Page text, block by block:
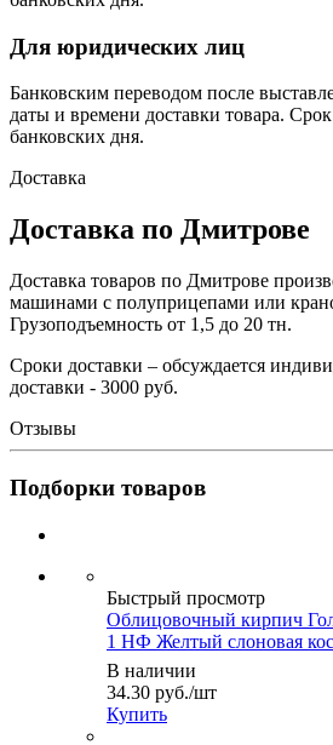
Для юридических лиц
Банковским переводом после
даты и времени доставки товара.
банковских дня.
Доставка
Доставка по Дмитрове
Доставка товаров по Дмитрове
машинами с полуприцепами или
Грузоподъемность от 1,5 до 20 тн.
Сроки доставки – обсуждается
доставки - 3000 руб.
Отзывы
Подборки товаров
Быстрый просмотр
Облицовочный кирпич
1 НФ Желтый слоновая
В наличии
34.30 руб./шт
Купить